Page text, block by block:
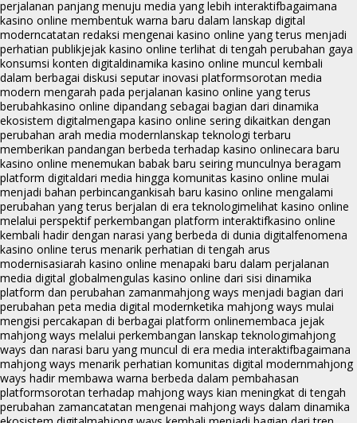
perjalanan panjang menuju media yang lebih interaktifbagaimana
kasino online membentuk warna baru dalam lanskap digital
moderncatatan redaksi mengenai kasino online yang terus menjadi
perhatian publikjejak kasino online terlihat di tengah perubahan gaya
konsumsi konten digitaldinamika kasino online muncul kembali
dalam berbagai diskusi seputar inovasi platformsorotan media
modern mengarah pada perjalanan kasino online yang terus
berubahkasino online dipandang sebagai bagian dari dinamika
ekosistem digitalmengapa kasino online sering dikaitkan dengan
perubahan arah media modernlanskap teknologi terbaru
memberikan pandangan berbeda terhadap kasino onlinecara baru
kasino online menemukan babak baru seiring munculnya beragam
platform digitaldari media hingga komunitas kasino online mulai
menjadi bahan perbincangankisah baru kasino online mengalami
perubahan yang terus berjalan di era teknologimelihat kasino online
melalui perspektif perkembangan platform interaktifkasino online
kembali hadir dengan narasi yang berbeda di dunia digitalfenomena
kasino online terus menarik perhatian di tengah arus
modernisasiarah kasino online menapaki baru dalam perjalanan
media digital globalmengulas kasino online dari sisi dinamika
platform dan perubahan zamanmahjong ways menjadi bagian dari
perubahan peta media digital modernketika mahjong ways mulai
mengisi percakapan di berbagai platform onlinemembaca jejak
mahjong ways melalui perkembangan lanskap teknologimahjong
ways dan narasi baru yang muncul di era media interaktifbagaimana
mahjong ways menarik perhatian komunitas digital modernmahjong
ways hadir membawa warna berbeda dalam pembahasan
platformsorotan terhadap mahjong ways kian meningkat di tengah
perubahan zamancatatan mengenai mahjong ways dalam dinamika